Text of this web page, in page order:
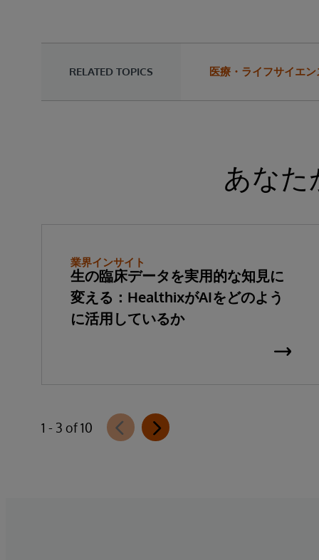
RELATED TOPICS 医療・ライフサイエン
あなた
業界インサイト
生の臨床データを実用的な知見に
変える：HealthixがAIをどのよう
に活用しているか
1 - 3 of 10